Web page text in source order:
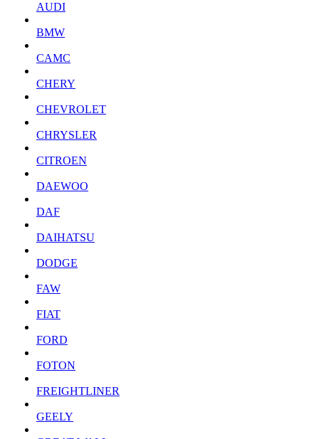
AUDI
BMW
CAMC
CHERY
CHEVROLET
CHRYSLER
CITROEN
DAEWOO
DAF
DAIHATSU
DODGE
FAW
FIAT
FORD
FOTON
FREIGHTLINER
GEELY